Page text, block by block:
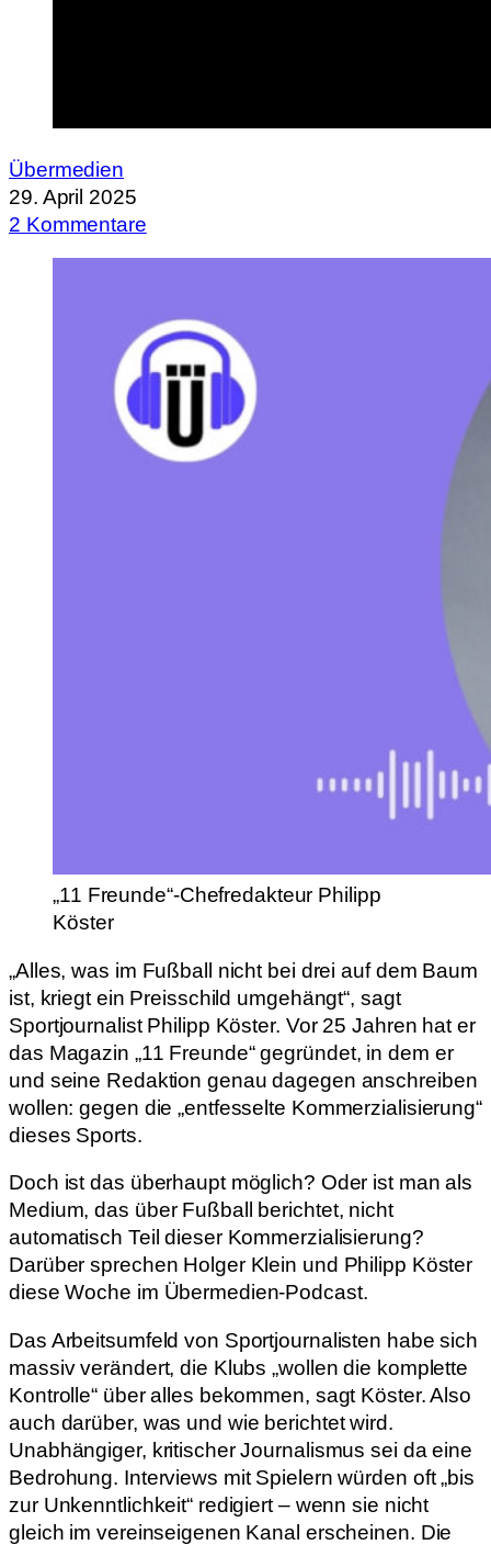
Übermedien
29. April 2025
2 Kommentare
„11 Freunde“-Chefredakteur Philipp
Köster
„Alles, was im Fußball nicht bei drei auf dem Baum
ist, kriegt ein Preisschild umgehängt“, sagt
Sportjournalist Philipp Köster. Vor 25 Jahren hat er
das Magazin „11 Freunde“ gegründet, in dem er
und seine Redaktion genau dagegen anschreiben
wollen: gegen die „entfesselte Kommerzialisierung“
dieses Sports.
Doch ist das überhaupt möglich? Oder ist man als
Medium, das über Fußball berichtet, nicht
automatisch Teil dieser Kommerzialisierung?
Darüber sprechen Holger Klein und Philipp Köster
diese Woche im Übermedien-Podcast.
Das Arbeitsumfeld von Sportjournalisten habe sich
massiv verändert, die Klubs „wollen die komplette
Kontrolle“ über alles bekommen, sagt Köster. Also
auch darüber, was und wie berichtet wird.
Unabhängiger, kritischer Journalismus sei da eine
Bedrohung. Interviews mit Spielern würden oft „bis
zur Unkenntlichkeit“ redigiert – wenn sie nicht
gleich im vereinseigenen Kanal erscheinen. Die